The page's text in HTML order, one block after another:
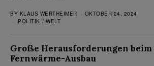
BY KLAUS WERTHEIMER
OKTOBER 24, 2024
POLITIK / WELT
Große Herausforderungen beim
Fernwärme-Ausbau